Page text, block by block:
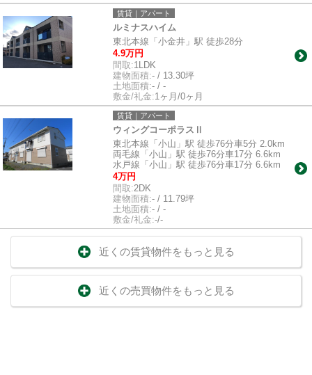
賃貸｜アパート
ルミナスハイム
東北本線「小金井」駅 徒歩28分
4.9万円
間取:1LDK
建物面積:- / 13.30坪
土地面積:- / -
敷金/礼金:1ヶ月/0ヶ月
賃貸｜アパート
ウィングコーポラスⅡ
東北本線「小山」駅 徒歩76分車5分 2.0km
両毛線「小山」駅 徒歩76分車17分 6.6km
水戸線「小山」駅 徒歩76分車17分 6.6km
4万円
間取:2DK
建物面積:- / 11.79坪
土地面積:- / -
敷金/礼金:-/-
近くの賃貸物件をもっと見る
近くの売買物件をもっと見る